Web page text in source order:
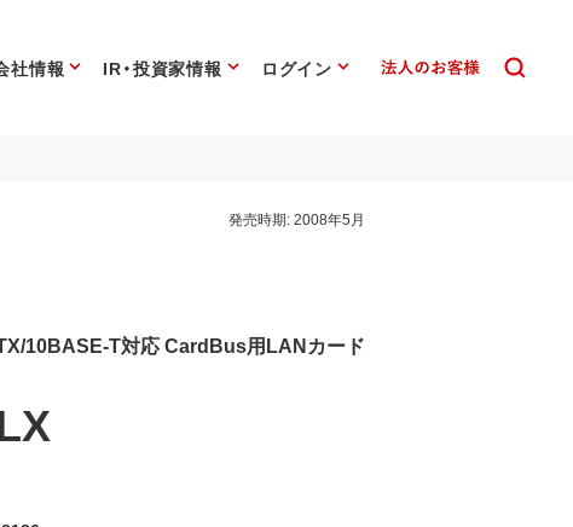
社情報 IR・投資家情報 ログイン
発売時期:2008年5月
10BASE-T対応 CardBus用LANカード